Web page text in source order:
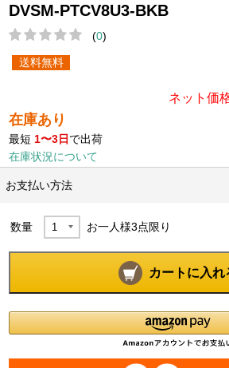
DVSM-PTCV8U3-BKB
(0)
送料無料
ネット価
在庫あり
最短 1〜3日 で出荷
在庫状況について
お支払い方法
数量 お一人様3点限り
カートに入れ